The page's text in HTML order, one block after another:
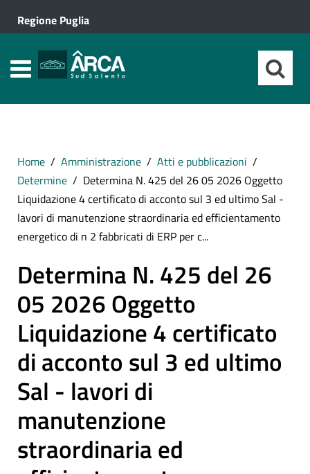
Regione Puglia
Home Amministrazione
Atti e pubblicazioni
Determine
Determina N. 425 del 26 05 2026 Oggetto
Liquidazione 4 certificato di acconto sul 3 ed ultimo Sal -
lavori di manutenzione straordinaria ed efficientamento
energetico di n 2 fabbricati di ERP per c...
Determina N. 425 del 26
05 2026 Oggetto
Liquidazione 4 certificato
di acconto sul 3 ed ultimo
Sal - lavori di
manutenzione
straordinaria ed